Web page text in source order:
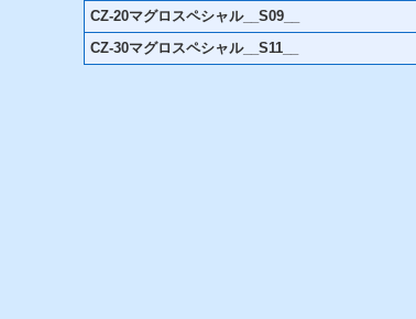
CZ-20マグロスペシャル__S09__
CZ-30マグロスペシャル__S11__